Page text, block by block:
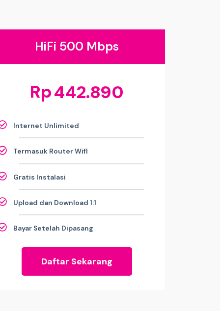
HiFi 500 Mbps
Rp442.890
Internet Unlimited
Termasuk Router WifI
Gratis Instalasi
Upload dan Download 1:1
Bayar Setelah Dipasang
Daftar Sekarang